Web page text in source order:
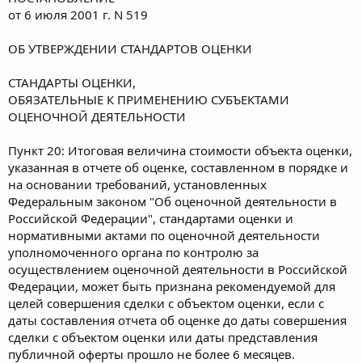
от 6 июля 2001 г. N 519
ОБ УТВЕРЖДЕНИИ СТАНДАРТОВ ОЦЕНКИ
СТАНДАРТЫ ОЦЕНКИ,
ОБЯЗАТЕЛЬНЫЕ К ПРИМЕНЕНИЮ СУБЪЕКТАМИ
ОЦЕНОЧНОЙ ДЕЯТЕЛЬНОСТИ
Пункт 20: Итоговая величина стоимости объекта оценки,
указанная в отчете об оценке, составленном в порядке и
на основании требований, установленных
Федеральным законом "Об оценочной деятельности в
Российской Федерации", стандартами оценки и
нормативными актами по оценочной деятельности
уполномоченного органа по контролю за
осуществлением оценочной деятельности в Российской
Федерации, может быть признана рекомендуемой для
целей совершения сделки с объектом оценки, если с
даты составления отчета об оценке до даты совершения
сделки с объектом оценки или даты представления
публичной оферты прошло не более 6 месяцев.